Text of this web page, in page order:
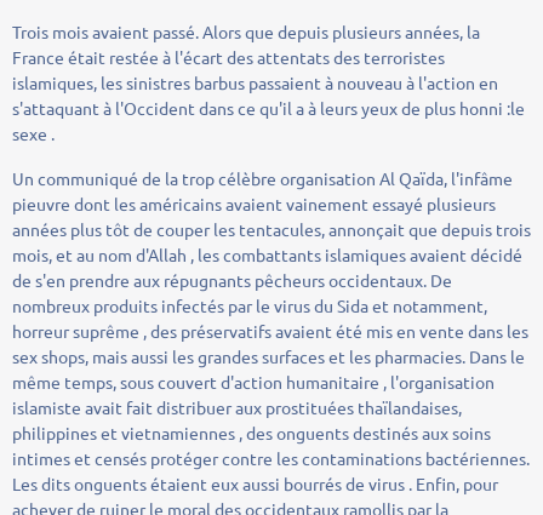
Trois mois avaient passé. Alors que depuis plusieurs années, la
France était restée à l'écart des attentats des terroristes
islamiques, les sinistres barbus passaient à nouveau à l'action en
s'attaquant à l'Occident dans ce qu'il a à leurs yeux de plus honni :le
sexe .
Un communiqué de la trop célèbre organisation Al Qaïda, l'infâme
pieuvre dont les américains avaient vainement essayé plusieurs
années plus tôt de couper les tentacules, annonçait que depuis trois
mois, et au nom d'Allah , les combattants islamiques avaient décidé
de s'en prendre aux répugnants pêcheurs occidentaux. De
nombreux produits infectés par le virus du Sida et notamment,
horreur suprême , des préservatifs avaient été mis en vente dans les
sex shops, mais aussi les grandes surfaces et les pharmacies. Dans le
même temps, sous couvert d'action humanitaire , l'organisation
islamiste avait fait distribuer aux prostituées thaïlandaises,
philippines et vietnamiennes , des onguents destinés aux soins
intimes et censés protéger contre les contaminations bactériennes.
Les dits onguents étaient eux aussi bourrés de virus . Enfin, pour
achever de ruiner le moral des occidentaux ramollis par la